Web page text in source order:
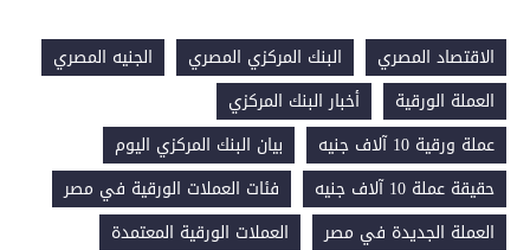
الاقتصاد المصري البنك المركزي المصري
الجنيه المصري
العملة الورقية
أخبار البنك المركزي
عملة ورقية 10 آلاف جنيه
بيان البنك المركزي اليوم
حقيقة عملة 10 آلاف جنيه
فئات العملات الورقية في مصر
العملة الجديدة في مصر
العملات الورقية المعتمدة